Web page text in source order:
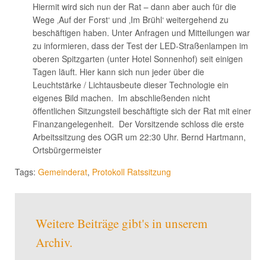
Hiermit wird sich nun der Rat – dann aber auch für die
Wege ‚Auf der Forst‘ und ‚Im Brühl‘ weitergehend zu
beschäftigen haben. Unter Anfragen und Mitteilungen war
zu informieren, dass der Test der LED-Straßenlampen im
oberen Spitzgarten (unter Hotel Sonnenhof) seit einigen
Tagen läuft. Hier kann sich nun jeder über die
Leuchtstärke / Lichtausbeute dieser Technologie ein
eigenes Bild machen. Im abschließenden nicht
öffentlichen Sitzungsteil beschäftigte sich der Rat mit einer
Finanzangelegenheit. Der Vorsitzende schloss die erste
Arbeitssitzung des OGR um 22:30 Uhr. Bernd Hartmann,
Ortsbürgermeister
Tags: Gemeinderat, Protokoll Ratssitzung
Weitere Beiträge gibt's in unserem
Archiv.